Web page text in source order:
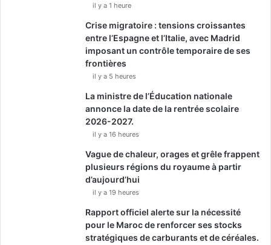
il y a 1 heure
Crise migratoire : tensions croissantes
entre l’Espagne et l’Italie, avec Madrid
imposant un contrôle temporaire de ses
frontières
il y a 5 heures
La ministre de l’Éducation nationale
annonce la date de la rentrée scolaire
2026-2027.
il y a 16 heures
Vague de chaleur, orages et grêle frappent
plusieurs régions du royaume à partir
d’aujourd’hui
il y a 19 heures
Rapport officiel alerte sur la nécessité
pour le Maroc de renforcer ses stocks
stratégiques de carburants et de céréales.